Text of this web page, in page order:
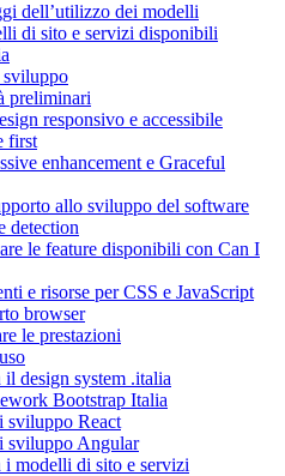
dell’utilizzo dei modelli
di sito e servizi disponibili
preliminari
responsivo e accessibile
first
enhancement e Graceful
allo sviluppo del software
detection
le feature disponibili con Can I
e risorse per CSS e JavaScript
browser
le prestazioni
design system .italia
Bootstrap Italia
sviluppo React
sviluppo Angular
modelli di sito e servizi